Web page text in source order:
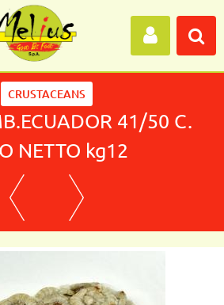
CRUSTACEANS
41/50 C.
NETTO kg12